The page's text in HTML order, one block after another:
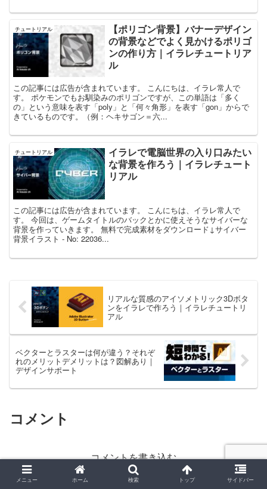
チュートリアル
【ポリゴン背景】バナーデザイン
の背景などでよく見かけるポリゴ
ンの作り方｜イラレチュートリア
ル
この記事には広告が含まれています。 こんにちは、イラレ常人で
す。 ポケモンでもお馴染みのポリゴンですが、この単語は「多く
の」という意味を表す「poly」と「何々角形」を表す「gon」からで
きているものです。（例：ヘキサゴン＝六...
チュートリアル
イラレで電脳世界の入り口みたい
な背景を作ろう｜イラレチュート
リアル
この記事には広告が含まれています。 こんにちは、イラレ常人で
す。 今回は、ゲームタイトルのバックとかに使えそうなサイバーな
背景を作っていきます。 無料で完成素材をダウンロード↓サイバー
背景イラスト - No: 22036...
リアルな質感のアイソメトリック3Dボタ
ンをイラレで作ろう｜イラレチュートリ
アル
ベクターとラスターは何が違う？それぞ
れのメリットデメリットは？図解あり｜
デザインサポート
コメント
コメントを書き込む
メニュー ホーム 検索 トップ サイドバー